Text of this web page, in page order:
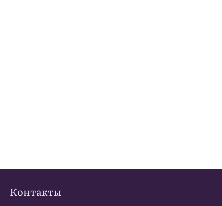
Контакты